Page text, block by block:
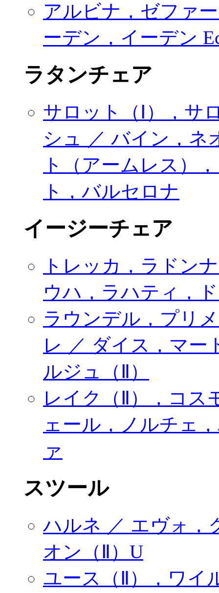
アルビナ，ゼファ
ーデン，イーデン
ラタンチェア
サロット（Ⅰ），サ
シュ ／ バイン，ネ
ト（アームレス）
ト，バルセロナ
イージーチェア
トレッカ，ラドン
ウハ，ラハティ，
ラウンデル，プリ
レ ／ ダイス，マー
ルジュ（Ⅱ）
レイク（Ⅱ），コス
ェール，ノルチェ
ァ
スツール
ハルネ ／ エヴォ，
オン（Ⅱ）U
ユース（Ⅱ），ワイ